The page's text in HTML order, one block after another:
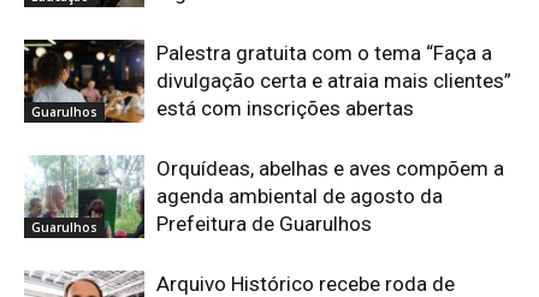
Guarulhos
Palestra gratuita com o tema “Faça a
divulgação certa e atraia mais clientes”
está com inscrições abertas
Guarulhos
Orquídeas, abelhas e aves compõem a
agenda ambiental de agosto da
Prefeitura de Guarulhos
Arquivo Histórico recebe roda de